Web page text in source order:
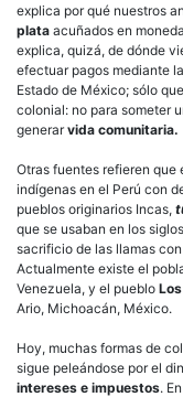
explica por qué nuestros
plata acuñados en
explica, quizá, de dónde
efectuar pagos mediante
Estado de México; sólo
colonial: no para someter
generarvida comunitaria.
Otras fuentes refieren que
indígenas en el Perú con
pueblos originarios Incas,
que se usaban en los
sacrificio de las llamas
Actualmente existe el
Venezuela, y el pueblo
Ario, Michoacán, México.
Hoy, muchas formas de
sigue peleándose por el
intereses e impuestos.